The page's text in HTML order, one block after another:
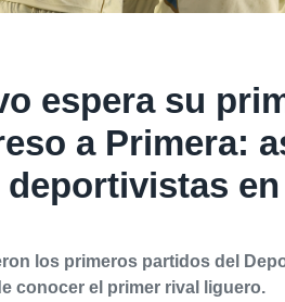
espera su
a Primera:
los primeros partidos del
conocer el primer rival liguero.